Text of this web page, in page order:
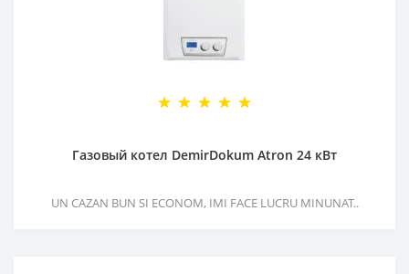
Газовый котел DemirDokum Atron 24 кВт
UN CAZAN BUN SI ECONOM, IMI FACE LUCRU MINUNAT..